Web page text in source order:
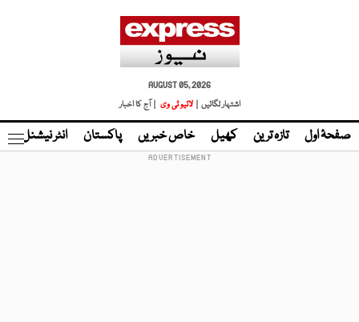
AUGUST 05, 2026
اشتہار لگائیں |
لائیو ٹی وی | آج کا اخبار
صفحۂ اول تازہ ترین کھیل خاص خبریں پاکستان انٹر نیشنل